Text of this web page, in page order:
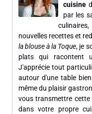
cuisine
par les
nouvelles recettes et
la blouse à la Toque, je
plats qui racontent
J'apprécie tout
autour d'une table
même du plaisir
vous transmettre cette
dans votre propre